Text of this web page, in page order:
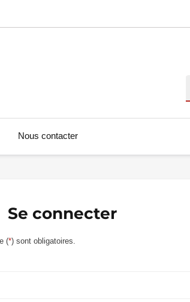
Nous contacter
Se connecter
(*) sont obligatoires.